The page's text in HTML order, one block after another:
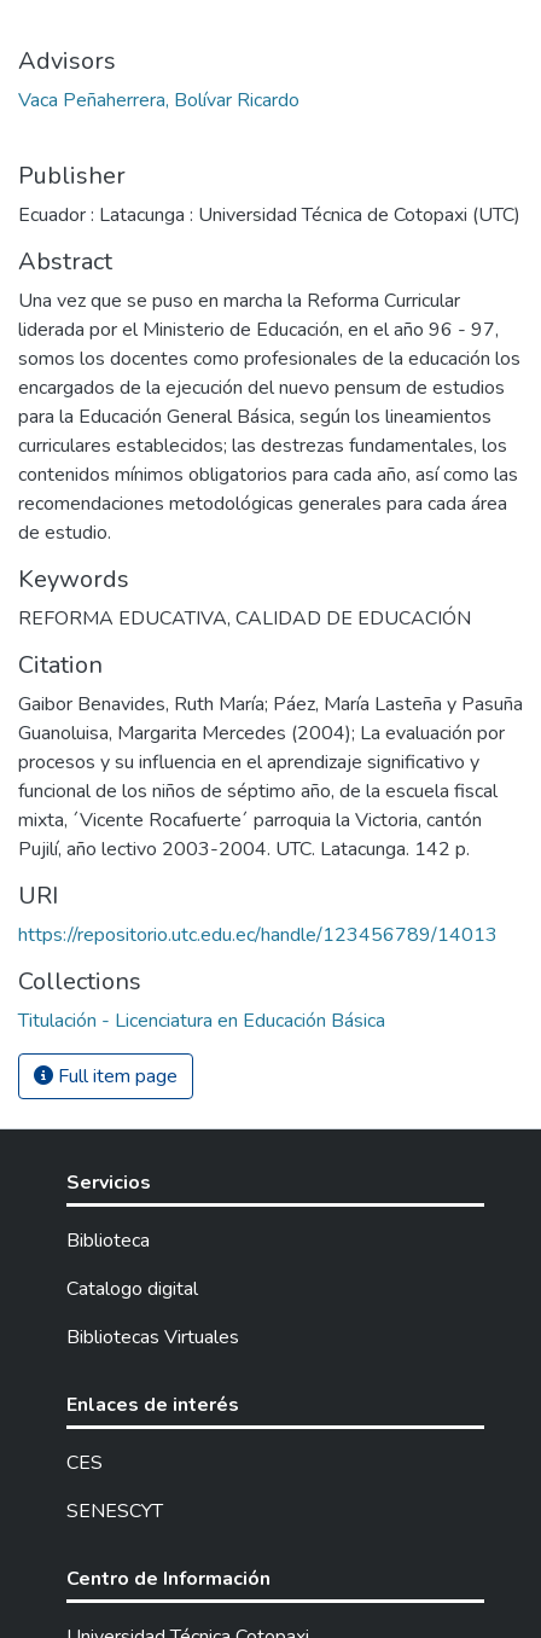
Advisors
Vaca Peñaherrera, Bolívar Ricardo
Publisher
Ecuador : Latacunga : Universidad Técnica de Cotopaxi (UTC)
Abstract
Una vez que se puso en marcha la Reforma Curricular
liderada por el Ministerio de Educación, en el año 96 - 97,
somos los docentes como profesionales de la educación los
encargados de la ejecución del nuevo pensum de estudios
para la Educación General Básica, según los lineamientos
curriculares establecidos; las destrezas fundamentales, los
contenidos mínimos obligatorios para cada año, así como las
recomendaciones metodológicas generales para cada área
de estudio.
Keywords
REFORMA EDUCATIVA, CALIDAD DE EDUCACIÓN
Citation
Gaibor Benavides, Ruth María; Páez, María Lasteña y Pasuña
Guanoluisa, Margarita Mercedes (2004); La evaluación por
procesos y su influencia en el aprendizaje significativo y
funcional de los niños de séptimo año, de la escuela fiscal
mixta, ´Vicente Rocafuerte´ parroquia la Victoria, cantón
Pujilí, año lectivo 2003-2004. UTC. Latacunga. 142 p.
URI
https://repositorio.utc.edu.ec/handle/123456789/14013
Collections
Titulación - Licenciatura en Educación Básica
Full item page
Servicios
Biblioteca
Catalogo digital
Bibliotecas Virtuales
Enlaces de interés
CES
SENESCYT
Centro de Información